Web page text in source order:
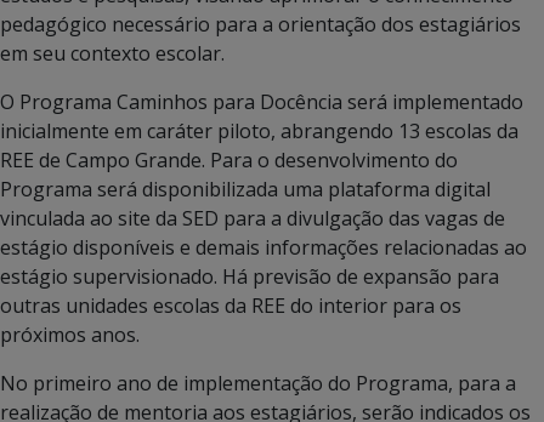
pedagógico necessário para a orientação dos estagiários
em seu contexto escolar.
O Programa Caminhos para Docência será implementado
inicialmente em caráter piloto, abrangendo 13 escolas da
REE de Campo Grande. Para o desenvolvimento do
Programa será disponibilizada uma plataforma digital
vinculada ao site da SED para a divulgação das vagas de
estágio disponíveis e demais informações relacionadas ao
estágio supervisionado. Há previsão de expansão para
outras unidades escolas da REE do interior para os
próximos anos.
No primeiro ano de implementação do Programa, para a
realização de mentoria aos estagiários, serão indicados os